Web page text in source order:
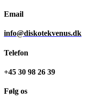
Email
info@diskotekvenus.dk
Telefon
+45 30 98 26 39
Følg os